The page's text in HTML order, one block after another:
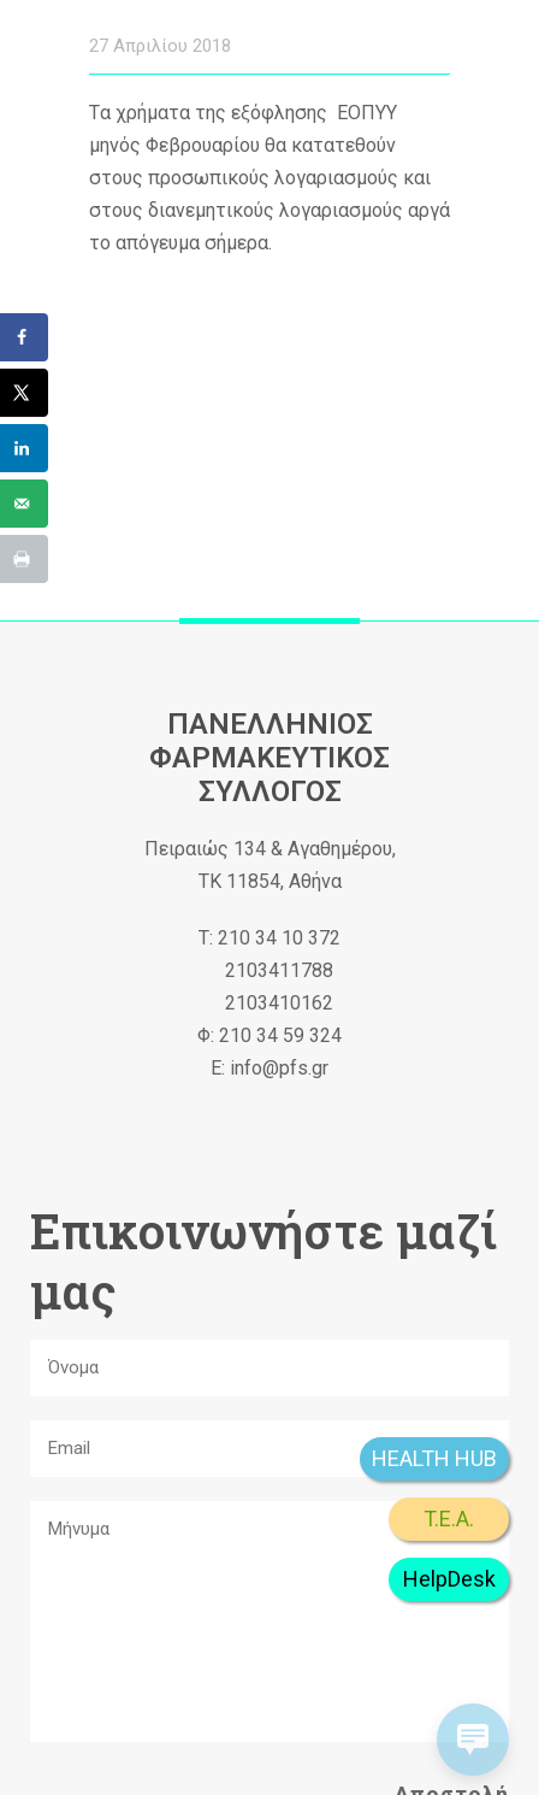
27 Απριλίου 2018
Tα χρήματα της εξόφλησης ΕΟΠΥΥ
μηνός Φεβρουαρίου θα κατατεθούν
στους προσωπικούς λογαριασμούς και
στους διανεμητικούς λογαριασμούς αργά
το απόγευμα σήμερα.
ΠΑΝΕΛΛΗΝΙΟΣ
ΦΑΡΜΑΚΕΥΤΙΚΟΣ
ΣΥΛΛΟΓΟΣ
Πειραιώς 134 & Αγαθημέρου,
ΤΚ 11854, Αθήνα
Τ: 210 34 10 372
2103411788
2103410162
Φ: 210 34 59 324
Ε: info@pfs.gr
Επικοινωνήστε μαζί
μας
HelpDesk
T.E.A.
HEALTH HUB